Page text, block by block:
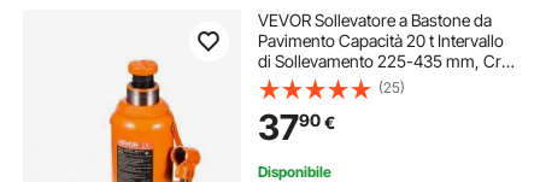
sollevatore a forbice
magneti permanenti sollevatori
sollevatore moto su cavalletto
VEVOR Sollevatore a Bastone da
Pavimento Capacità 20 t Intervallo
di Sollevamento 225-435 mm, Cric
a Bottiglia Saldato per Impieghi
Gravosi per Auto, SUV, Ascensori
Domestici e Attrezzature Agricole
(25)
3790€
Disponibile